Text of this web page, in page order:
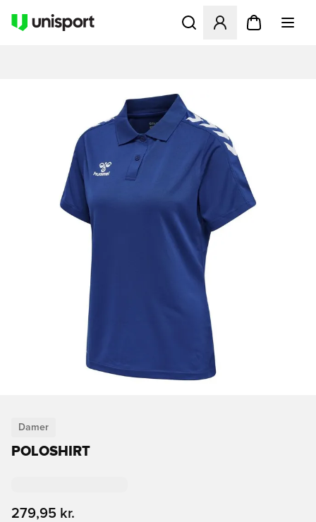
Åbner en Modal til at
Damer
POLOSHIRT
279,95 kr.